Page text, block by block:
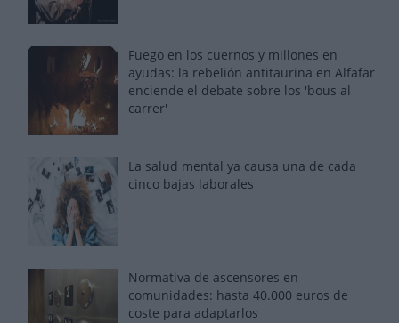
Fuego en los cuernos y millones en
ayudas: la rebelión antitaurina en Alfafar
enciende el debate sobre los 'bous al
carrer'
La salud mental ya causa una de cada
cinco bajas laborales
Normativa de ascensores en
comunidades: hasta 40.000 euros de
coste para adaptarlos